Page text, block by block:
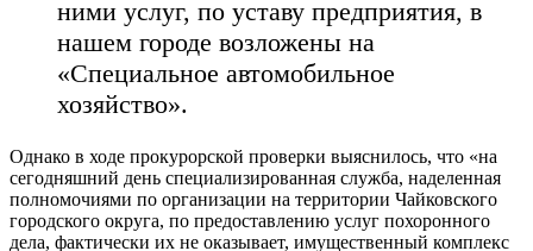
ними услуг, по уставу предприятия, в
нашем городе возложены на
«Специальное автомобильное
хозяйство».
Однако в ходе прокурорской проверки выяснилось, что «на
сегодняшний день специализированная служба, наделенная
полномочиями по организации на территории Чайковского
городского округа, по предоставлению услуг похоронного
дела, фактически их не оказывает, имущественный комплекс